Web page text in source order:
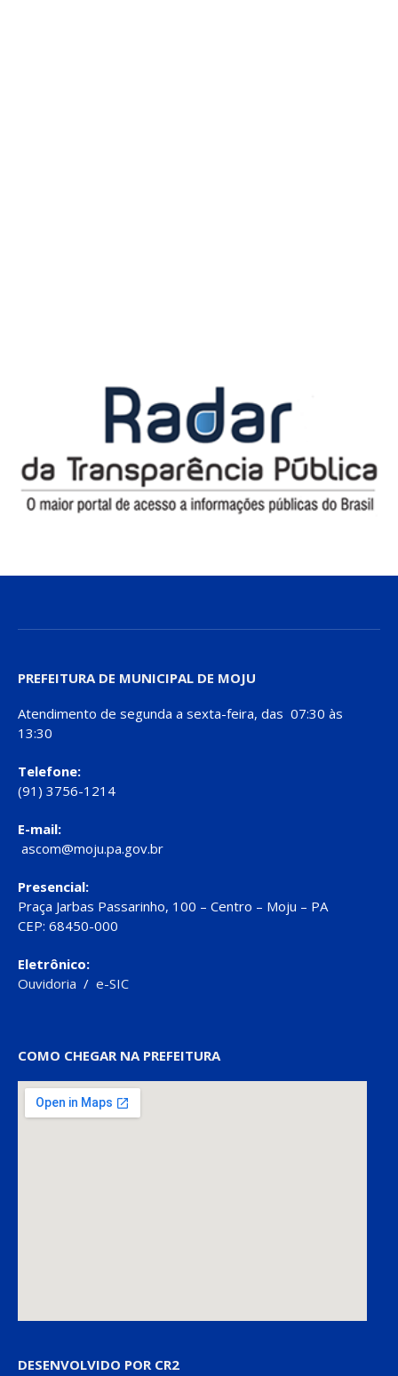
PREFEITURA DE MUNICIPAL DE MOJU
Atendimento de segunda a sexta-feira, das 07:30 às
13:30
Telefone:
(91) 3756-1214
E-mail:
ascom@moju.pa.gov.br
Presencial:
Praça Jarbas Passarinho, 100 – Centro – Moju – PA
CEP: 68450-000
Eletrônico:
Ouvidoria / e-SIC
COMO CHEGAR NA PREFEITURA
DESENVOLVIDO POR CR2